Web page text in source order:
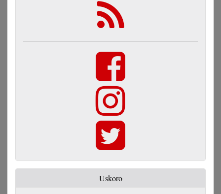
Uskoro